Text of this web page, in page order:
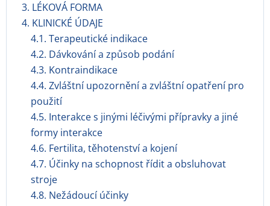
3. LÉKOVÁ FORMA
4. KLINICKÉ ÚDAJE
4.1. Terapeutické indikace
4.2. Dávkování a způsob podání
4.3. Kontraindikace
4.4. Zvláštní upozornění a zvláštní opatření pro
použití
4.5. Interakce s jinými léčivými přípravky a jiné
formy interakce
4.6. Fertilita, těhotenství a kojení
4.7. Účinky na schopnost řídit a obsluhovat
stroje
4.8. Nežádoucí účinky